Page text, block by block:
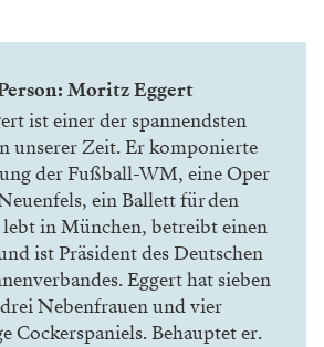
Moritz Eggert
ist einer der spannendsten
unserer Zeit. Er komponierte
der Fußball-WM, eine Oper
ein Ballett für den
in München, betreibt einen
ist Präsident des Deutschen
Eggert hat sieben
Nebenfrauen und vier
Cockerspaniels. Behauptet er.